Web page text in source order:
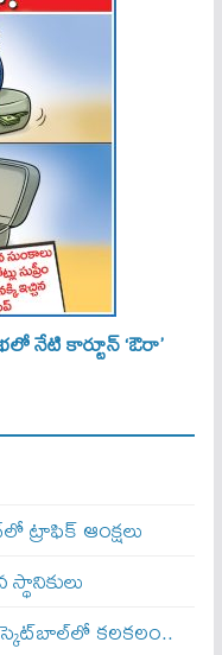
నేటి కార్టూన్ ‘ఔరా’
ఆంక్షలు
కలకలం..